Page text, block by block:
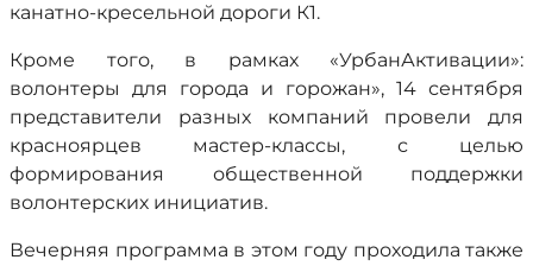
канатно-кресельной дороги К1.
Кроме того, в рамках «УрбанАктивации»:
волонтеры для города и горожан», 14 сентября
представители разных компаний провели для
красноярцев мастер-классы, с целью
формирования общественной поддержки
волонтерских инициатив.
Вечерняя программа в этом году проходила также